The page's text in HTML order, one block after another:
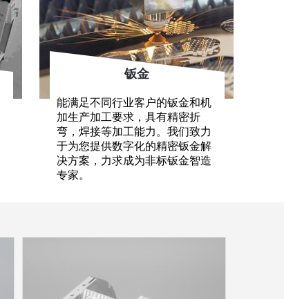
钣金
能满足不同行业客户的钣金和机
加生产加工要求，具有精密折
弯，焊接等加工能力。我们致力
于为您提供数字化的精密钣金解
决方案，力求成为非标钣金智造
专家。